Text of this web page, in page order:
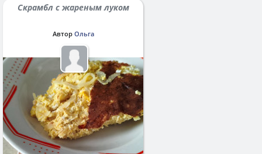
Скрамбл с жареным луком
Автор Ольга